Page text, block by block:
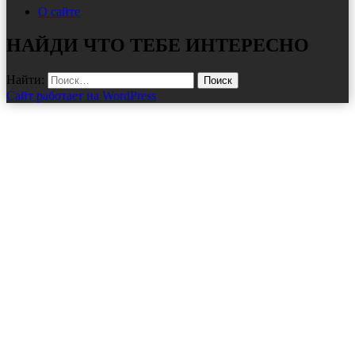
О сайте
НАЙДИ ЧТО ТЕБЕ ИНТЕРЕСНО
Найти:
Сайт работает на WordPress